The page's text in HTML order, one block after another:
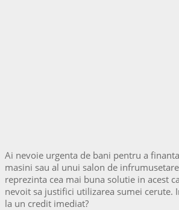
Ai nevoie urgenta de bani pentru a
masini sau al unui salon de
reprezinta cea mai buna solutie in acest
nevoit sa justifici utilizarea sumei cerute.
la un credit imediat?